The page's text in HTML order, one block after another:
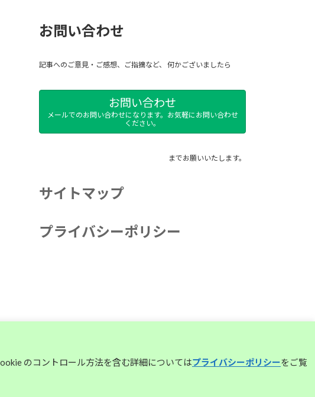
お問い合わせ
記事へのご意見・ご感想、ご指摘など、 何かございましたら
お問い合わせ
メールでのお問い合わせになります。お気軽にお問い合わせ
ください。
までお願いいたします。
サイトマップ
プライバシーポリシー
のコントロール方法を含む詳細についてはプライバシーポリシーをご覧